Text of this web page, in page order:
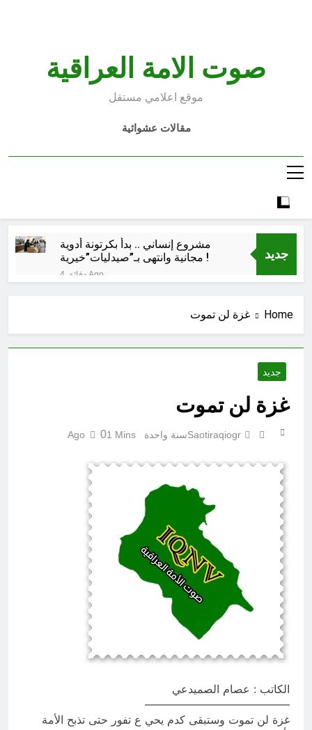
صوت الامة العراقية
موقع اعلامي مستقل
مقالات عشوائية
جديد
مشروع إنساني .. بدأ بكرتونة أدوية
مجانية وانتهى بـ”صيدليات”خيرية !
4 دقائق Ago
من حلف بغداد إلى الحلف السعودي
التركي الباكستاني- وفوائد انضمام
لوحة النشوة / راي الفلسفة
التجريدية للانسان
الولاية التكوينية / راي الفلسفة
التجريدية للانسان
السمّ الصامت في كفّك.. حين تغتالنا
الأكياس البلاستيكية
خطب صلاة الجمعة (ح 22) (تمييز
وخلافة بني البشر)
الكاتبان باقر الزبيدي ورياض سعد يحذران
من الجولاني (ح 4) (وليأخذوا حذرهم
وأسلحتهم ود الذين كفروا لو تغفلون عن
أسلحتكم وأمتعتكم)
12 ساعة Ago
مقترح داعية الميدان للتعريف بتعاليم
Home غزة لن تموت
جديد
غزة لن تموت
Saotiraqiogrسنة واحدة Ago 01 Mins
الكاتب : عصام الصميدعي
—————————————
غزة لن تموت وستبقى كدم يحي ع تفور حتى تذبح الأمة